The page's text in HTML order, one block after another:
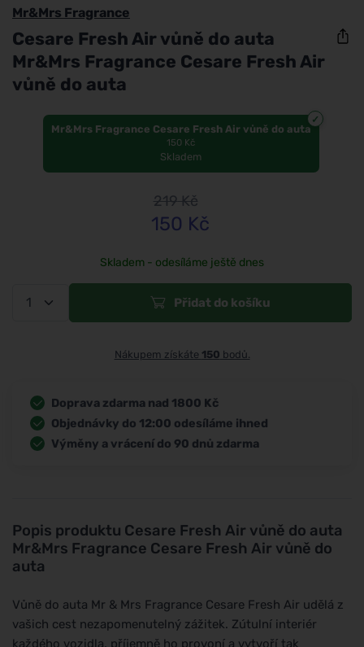
Popis produktu Cesare Fresh Air vůně do auta
Mr&Mrs Fragrance Cesare Fresh Air vůně do
auta
Vůně do auta Mr & Mrs Fragrance Cesare Fresh Air udělá z
vašich cest nezapomenutelný zážitek. Zútulní interiér
každého vozidla, příjemně ho provoní a vytvoří tak
Mr&Mrs Fragrance
Cesare Fresh Air vůně do auta
Mr&Mrs Fragrance Cesare Fresh Air
vůně do auta
Mr&Mrs Fragrance Cesare Fresh Air vůně do auta
150 Kč
Skladem
219Kč
150 Kč
Skladem - odesíláme ještě dnes
Přidat do košíku
Nákupem získáte 150 bodů.
Doprava zdarma nad 1800 Kč
Objednávky do 12:00 odesíláme ihned
Výměny a vrácení do 90 dnů zdarma